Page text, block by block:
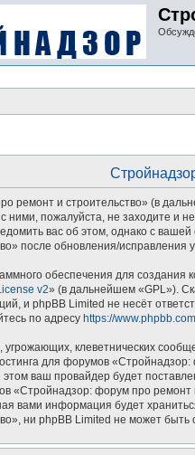
ремонт и строительство» (в
пожалуйста, не заходите и
вас об этом, однако с
после обновления/исправления
обеспечения для создания
v2» (в дальнейшем «GPL»).
и phpBB Limited не несёт
по адресу https://
клеветнических
для форумов
ваш провайдер будет
«Стройнадзор: форум про
вами информация будет
ни phpBB Limited не может быть